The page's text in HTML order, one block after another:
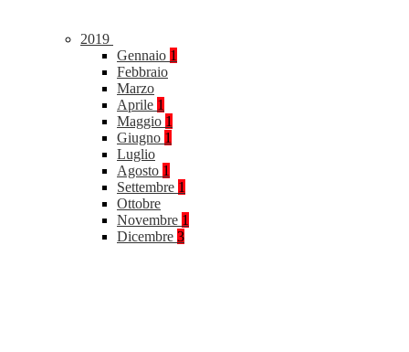
2019
Gennaio 1
Febbraio
Marzo
Aprile 1
Maggio 1
Giugno 1
Luglio
Agosto 1
Settembre 1
Ottobre
Novembre 1
Dicembre 3